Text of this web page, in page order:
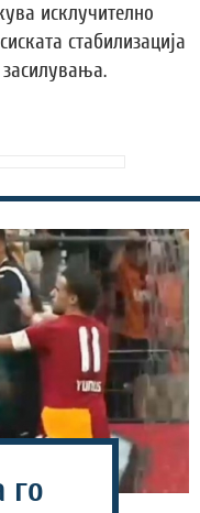
исклучително
стабилизација
го